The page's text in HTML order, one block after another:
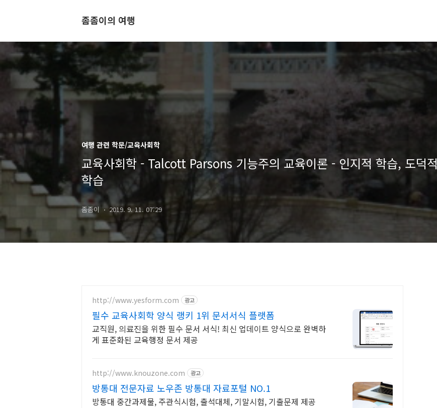
좀좀이의 여행
여행 관련 학문/교육사회학
교육사회학 - Talcott Parsons 기능주의 교육이론 - 인지적 학습, 도덕적
학습
좀좀이 2019. 9. 11. 07:29
http://www.yesform.com 광고
필수 교육사회학 양식 랭키 1위 문서서식 플랫폼
교직원, 의료진을 위한 필수 문서 서식! 최신 업데이트 양식으로 완벽하
게 표준화된 교육행정 문서 제공
http://www.knouzone.com 광고
방통대 전문자료 노우존 방통대 자료포털 NO.1
방통대 중간과제물, 주관식시험, 출석대체, 기말시험, 기출문제 제공